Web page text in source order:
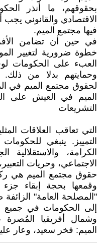
بحقوقهم، ما أنذر
الاقتصادي والقانوني
فيها مجتمع الميم.
في حين أن تضامن
خطوة ضرورية لتغيير
العبء على الحكومات
وحمايتهم بدلا من
لحقوق مجتمع الميم في
الميم في العيش على
التشريعات
التي تعاقب العلاقات
التمييز. ينبغي
الكرامة، والاستقلالية
الاجتماعي، وحريات
حقوق مجتمع الميم هي
وقمعها بحجة إبقاء
"المصلحة العامة" الزائفة
إلى الحكومات في جميع
وشمال أفريقيا
الميم: فخر سعيد، وعار